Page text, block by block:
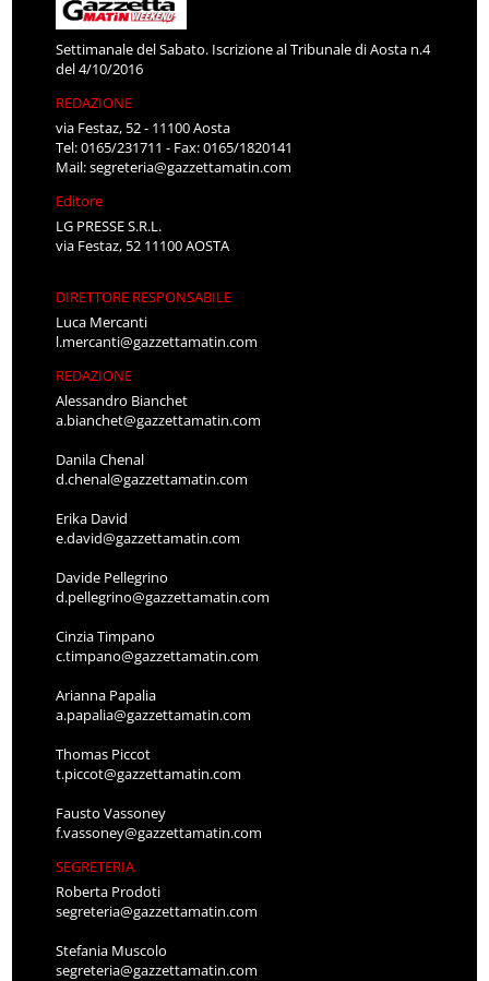
Settimanale del Sabato. Iscrizione al Tribunale di Aosta n.4
del 4/10/2016
REDAZIONE
via Festaz, 52 - 11100 Aosta
Tel: 0165/231711 - Fax: 0165/1820141
Mail:segreteria@gazzettamatin.com
Editore
LG PRESSE S.R.L.
via Festaz, 52 11100 AOSTA
DIRETTORE RESPONSABILE
Luca Mercanti
l.mercanti@gazzettamatin.com
REDAZIONE
Alessandro Bianchet
a.bianchet@gazzettamatin.com
Danila Chenal
d.chenal@gazzettamatin.com
Erika David
e.david@gazzettamatin.com
Davide Pellegrino
d.pellegrino@gazzettamatin.com
Cinzia Timpano
c.timpano@gazzettamatin.com
Arianna Papalia
a.papalia@gazzettamatin.com
Thomas Piccot
t.piccot@gazzettamatin.com
Fausto Vassoney
f.vassoney@gazzettamatin.com
SEGRETERIA
Roberta Prodoti
segreteria@gazzettamatin.com
Stefania Muscolo
segreteria@gazzettamatin.com